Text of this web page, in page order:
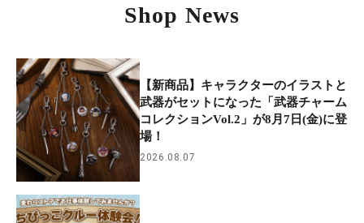
Shop News
【新商品】キャラクターのイラストと
武器がセットになった「武器チャーム
コレクションVol.2」が8月7日(金)に登
場！
2026.08.07